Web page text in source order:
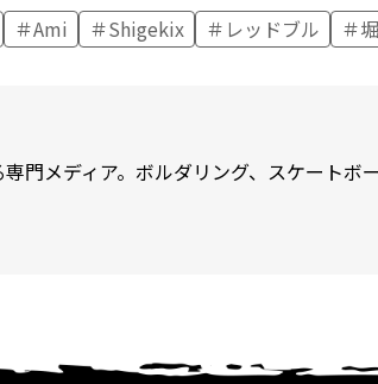
Ami Shigekix レッドブル
門メディア。ボルダリング、スケート